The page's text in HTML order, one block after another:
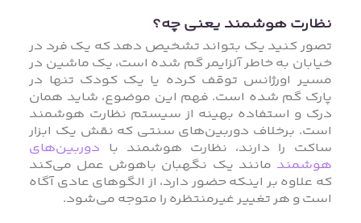
نظارت هوشمند یعنی چه؟
تصور کنید یک بتواند تشخیص دهد که یک فرد در
خیابان به خاطر آلزایمر گم شده است، یک ماشین در
مسیر اورژانس توقف کرده یا یک کودک تنها در
پارک گم شده است. فهم این موضوع، شاید همان
درک و استفاده بهینه از سیستم نظارت هوشمند
است. برخلاف دوربین‌های سنتی که نقش یک ابزار
ساکت را دارند، نظارت هوشمند با دوربین‌های
هوشمند مانند یک نگهبان باهوش عمل می‌کند
که علاوه بر اینکه حضور دارد، از الگوهای عادی آگاه
است و هر تغییر غیرمنتظره را متوجه می‌شود.